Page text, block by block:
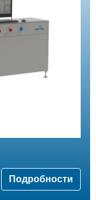
Подробности